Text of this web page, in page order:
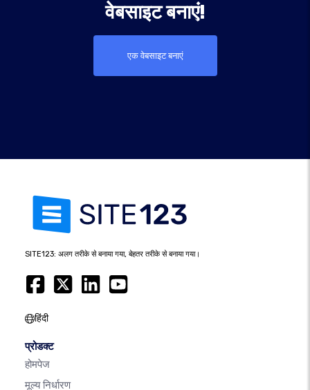
वेबसाइट बनाएं!
एक वेबसाइट बनाएं
SITE123: अलग तरीके से बनाया गया, बेहतर तरीके से बनाया गया।
हिंदी
प्रोडक्ट
होमपेज
मूल्य निर्धारण